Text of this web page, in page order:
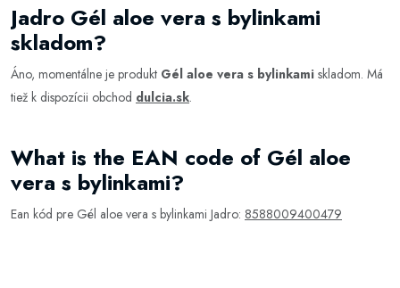
Jadro Gél aloe vera s bylinkami
skladom?
Áno, momentálne je produkt Gél aloe vera s bylinkami skladom. Má
tiež k dispozícii obchod dulcia.sk.
What is the EAN code of Gél aloe
vera s bylinkami?
Ean kód pre Gél aloe vera s bylinkami Jadro: 8588009400479